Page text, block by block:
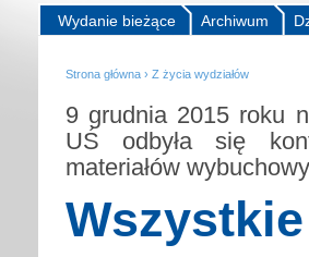
Archiwum
Wydanie bieżące
Strona główna › Z życia wydziałów
9 grudnia 2015 roku
UŚ odbyła się
materiałów